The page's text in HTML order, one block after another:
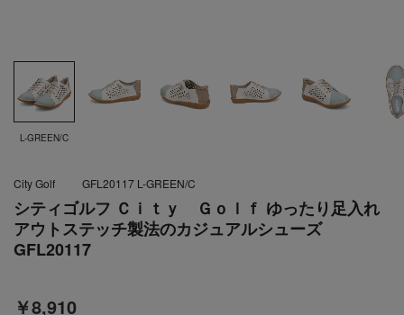
L-GREEN/C
シティゴルフ Ｃｉｔｙ Ｇｏｌｆ ゆったり足入れ
アウトステッチ製法のカジュアルシューズ
GFL20117
￥8,910
City Golf GFL20117 L-GREEN/C